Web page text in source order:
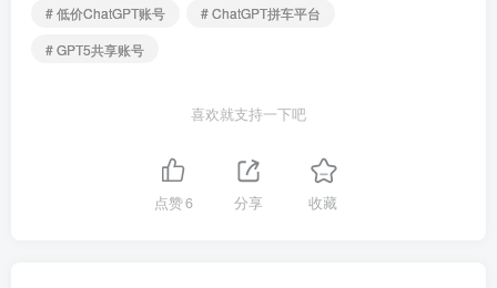
# 低价ChatGPT账号
# ChatGPT拼车平台
# GPT5共享账号
喜欢就支持一下吧
点赞6 分享 收藏